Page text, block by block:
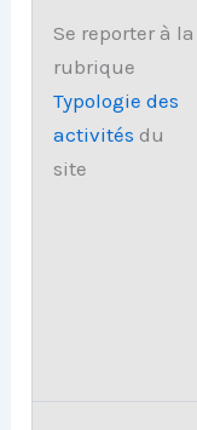
Se reporter à la
rubrique
Typologiedes
activités du
site